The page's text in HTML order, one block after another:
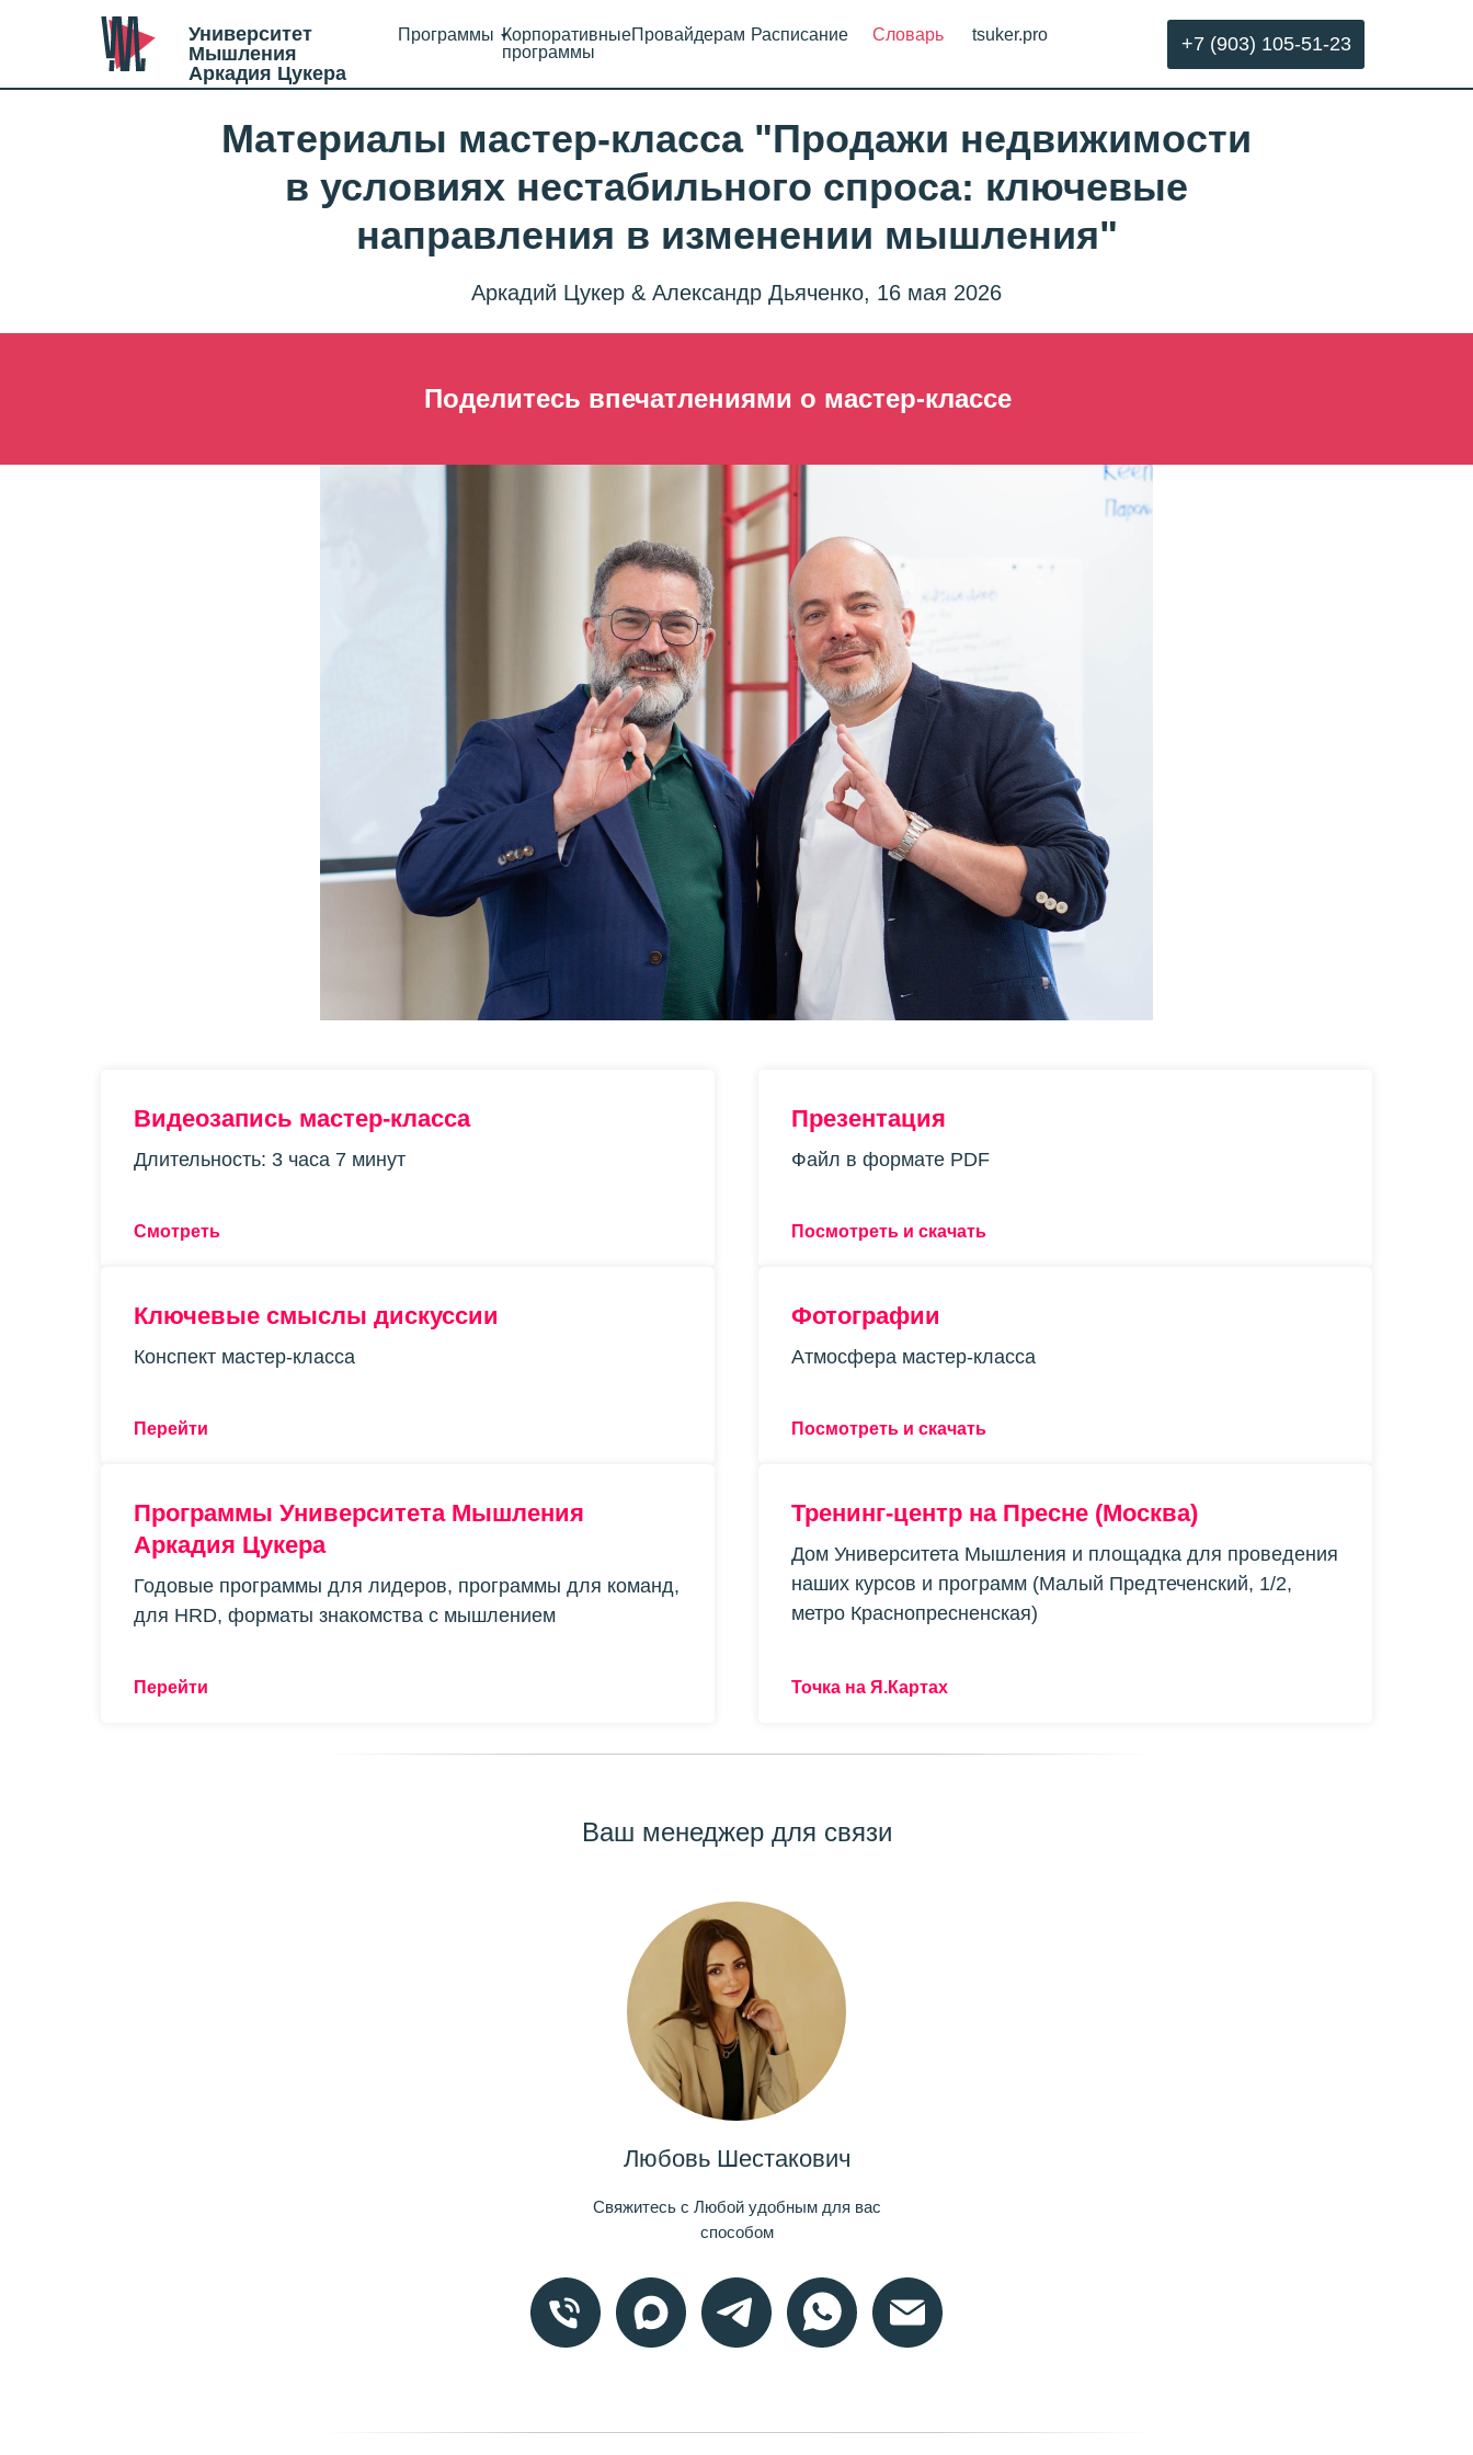
+7 (903) 105-51-23
Программы Корпоративные
программы
Провайдерам Расписание Словарь tsuker.pro
Университет
Мышления
Аркадия Цукера
Материалы мастер-класса "Продажи недвижимости
в условиях нестабильного спроса: ключевые
направления в изменении мышления"
Аркадий Цукер & Александр Дьяченко, 16 мая 2026
Поделитесь впечатлениями о мастер-классе
Видеозапись мастер-класса
Длительность: 3 часа 7 минут
Смотреть
Презентация
Файл в формате PDF
Посмотреть и скачать
Ключевые смыслы дискуссии
Конспект мастер-класса
Перейти
Фотографии
Атмосфера мастер-класса
Посмотреть и скачать
Программы Университета Мышления
Аркадия Цукера
Годовые программы для лидеров, программы для команд,
для HRD, форматы знакомства с мышлением
Перейти
Тренинг-центр на Пресне (Москва)
Дом Университета Мышления и площадка для проведения
наших курсов и программ (Малый Предтеченский, 1/2,
метро Краснопресненская)
Точка на Я.Картах
Ваш менеджер для связи
Любовь Шестакович
Свяжитесь с Любой удобным для вас
способом